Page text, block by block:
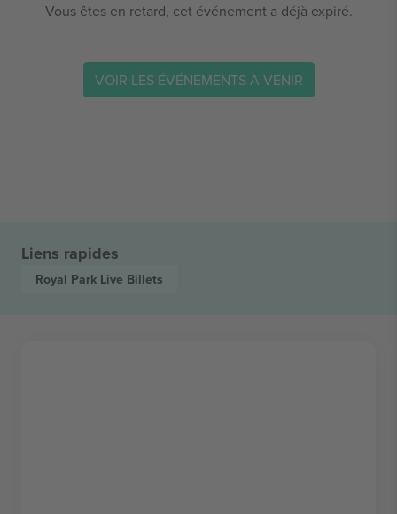
Vous êtes en retard, cet événement a déjà expiré.
VOIR LES ÉVÉNEMENTS À VENIR
Liens rapides
Royal Park Live Billets